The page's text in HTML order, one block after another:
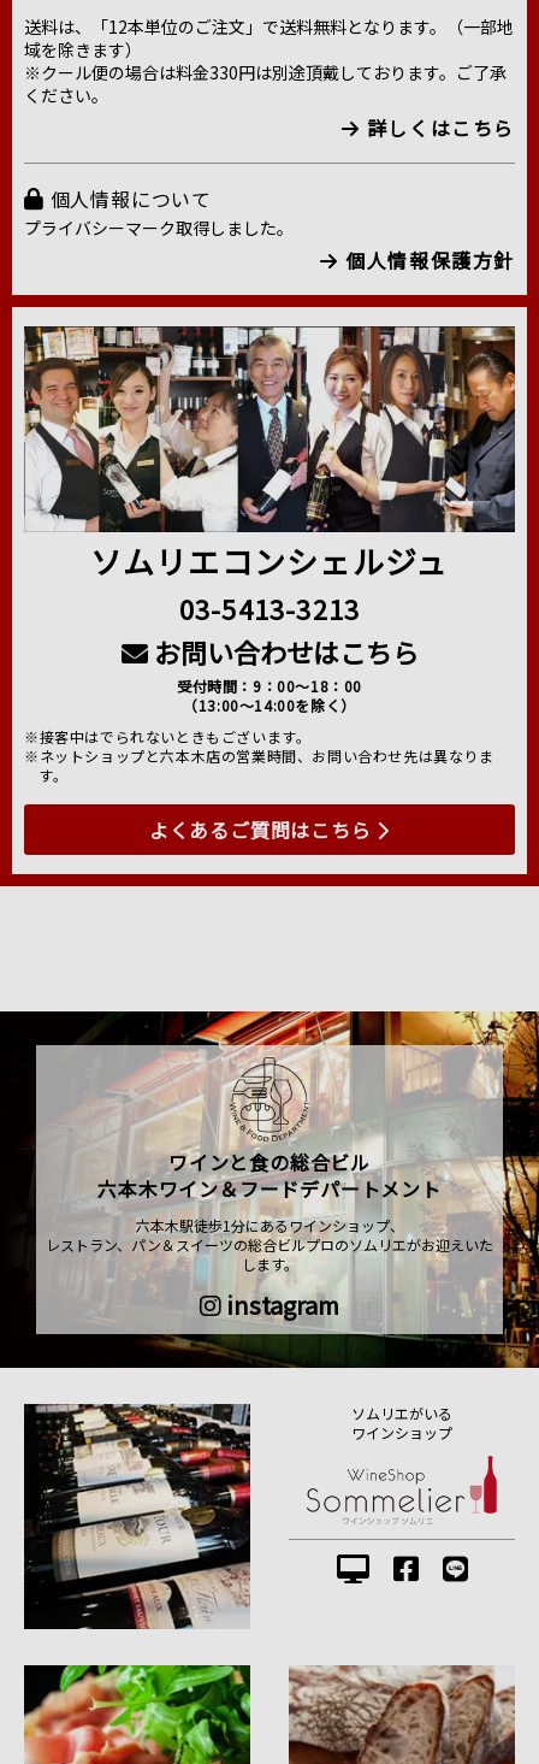
送料は、「12本単位のご注文」で送料無料となります。（一部地
域を除きます）
※クール便の場合は料金330円は別途頂戴しております。ご了承
ください。
詳しくはこちら
個人情報について
プライバシーマーク取得しました。
個人情報保護方針
ソムリエコンシェルジュ
03-5413-3213
お問い合わせはこちら
受付時間：9：00～18：00
（13:00～14:00を除く）
※接客中はでられないときもございます。
※ネットショップと六本木店の営業時間、お問い合わせ先は異なりま
す。
よくあるご質問はこちら
ワインと食の総合ビル
六本木ワイン＆フードデパートメント
六本木駅徒歩1分にあるワインショップ、
レストラン、パン＆スイーツの総合ビルプロのソムリエがお迎えいた
します。
instagram
ソムリエがいる
ワインショップ